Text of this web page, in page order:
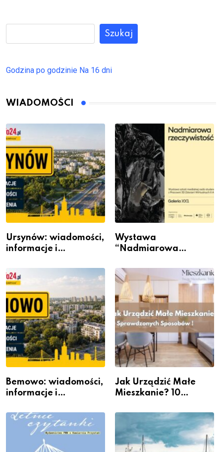
Szukaj
Godzina po godzinie Na 16 dni
WIADOMOŚCI
Ursynów: wiadomości,
informacje i
Wystawa
“Nadmiarowa
Galerii XX1
Bemowo: wiadomości,
informacje i
Jak Urządzić Małe
Mieszkanie? 10
Przestrzeni Bez
Kosztownego Remontu